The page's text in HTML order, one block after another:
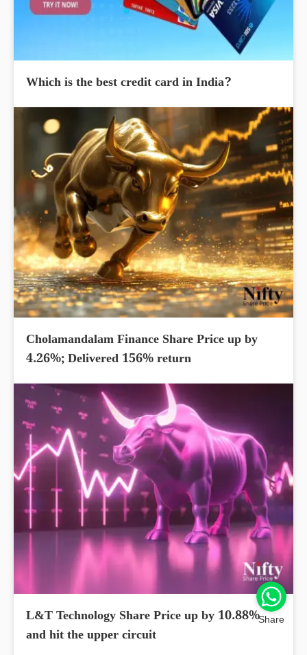
Which is the best credit card in India?
Cholamandalam Finance Share Price up by
4.26%; Delivered 156% return
L&T Technology Share Price up by 10.88%
and hit the upper circuit
Share